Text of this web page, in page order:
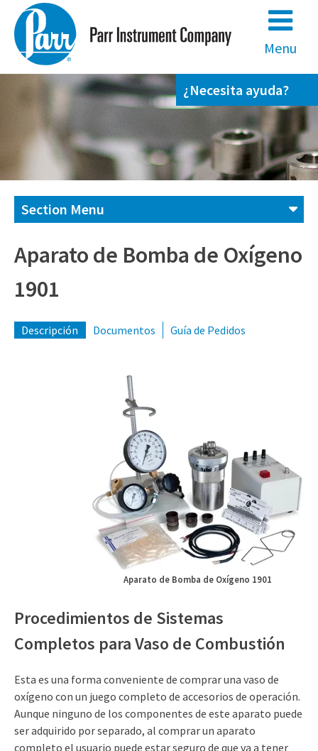
content
Menu
¿Necesita ayuda?
Contáctenos
(309) 762-7716
Section Menu
Aparato de Bomba de Oxígeno
1901
Descripción Documentos Guía de Pedidos
Aparato de Bomba de Oxígeno 1901
Procedimientos de Sistemas
Completos para Vaso de Combustión
Esta es una forma conveniente de comprar una vaso de
oxígeno con un juego completo de accesorios de operación.
Aunque ninguno de los componentes de este aparato puede
ser adquirido por separado, al comprar un aparato
completo el usuario puede estar seguro de que va a tener